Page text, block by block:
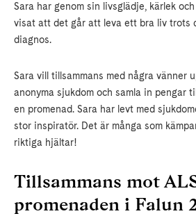
Sara har genom sin livsglädje, kärlek
visat att det går att leva ett bra liv trots
diagnos.
Sara vill tillsammans med några vänner
anonyma sjukdom och samla in pengar
en promenad. Sara har levt med
stor inspiratör. Det är många som
riktiga hjältar!
Tillsammans mot
promenaden i Falun